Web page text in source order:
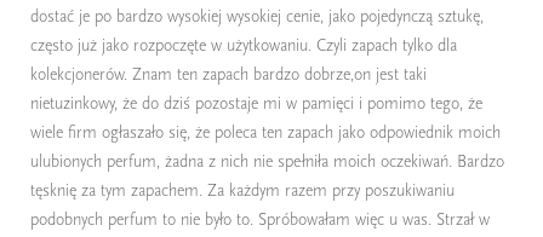
dostać je po bardzo wysokiej wysokiej cenie, jako pojedynczą sztukę,
często już jako rozpoczęte w użytkowaniu. Czyli zapach tylko dla
kolekcjonerów. Znam ten zapach bardzo dobrze,on jest taki
nietuzinkowy, że do dziś pozostaje mi w pamięci i pomimo tego, że
wiele firm ogłaszało się, że poleca ten zapach jako odpowiednik moich
ulubionych perfum, żadna z nich nie spełniła moich oczekiwań. Bardzo
tęsknię za tym zapachem. Za każdym razem przy poszukiwaniu
podobnych perfum to nie było to. Spróbowałam więc u was. Strzał w